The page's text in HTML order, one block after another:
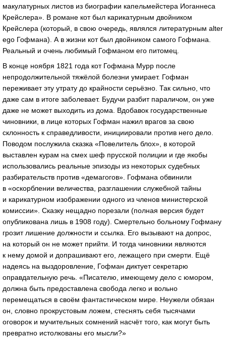
макулатурных листов из биографии капельмейстера Иоганнеса
Крейслера». В романе кот был карикатурным двойником
Крейслера (который, в свою очередь, являлся литературным alter
ego Гофмана). А в жизни кот был двойником самого Гофмана.
Реальный и очень любимый Гофманом его питомец.
В конце ноября 1821 года кот Гофмана Мурр после
непродолжительной тяжёлой болезни умирает. Гофман
переживает эту утрату до крайности серьёзно. Так сильно, что
даже сам в итоге заболевает. Будучи разбит параличом, он уже
даже не может выходить из дома. Вдобавок государственные
чиновники, в лице которых Гофман нажил врагов за свою
склонность к справедливости, инициировали против него дело.
Поводом послужила сказка «Повелитель блох», в которой
выставлен курам на смех шеф прусской полиции и где якобы
использовались реальные эпизоды из некоторых судебных
разбирательств против «демагогов». Гофмана обвинили
в «оскорблении величества, разглашении служебной тайны
и карикатурном изображении одного из членов министерской
комиссии». Сказку нещадно порезали (полная версия будет
опубликована лишь в 1908 году). Смертельно больному Гофману
грозит лишение должности и ссылка. Его вызывают на допрос,
на который он не может прийти. И тогда чиновники являются
к нему домой и допрашивают его, лежащего при смерти. Ещё
надеясь на выздоровление, Гофман диктует секретарю
оправдательную речь. «Писателю, имеющему дело с юмором,
должна быть предоставлена свобода легко и вольно
перемещаться в своём фантастическом мире. Неужели обязан
он, словно прокрустовым ложем, стеснять себя тысячами
оговорок и мучительных сомнений насчёт того, как могут быть
превратно истолкованы его мысли?»